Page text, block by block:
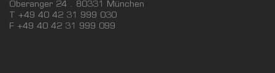
Oberanger 24 . 80331 München
T +49 40 42 31 999 030
F +49 40 42 31 999 099